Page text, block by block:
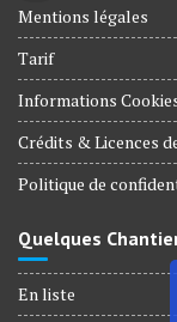
Mentions légales
Tarif
Informations
Crédits & Licences
Politique de
Quelques
En liste